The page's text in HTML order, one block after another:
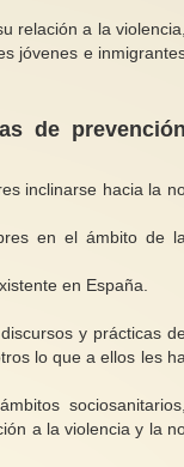
relación a la violencia,
jóvenes e
de prevención
inclinarse hacia la
en el ámbito de
en España.
y prácticas
lo que a ellos les
sociosanitarios,
a la violencia y la